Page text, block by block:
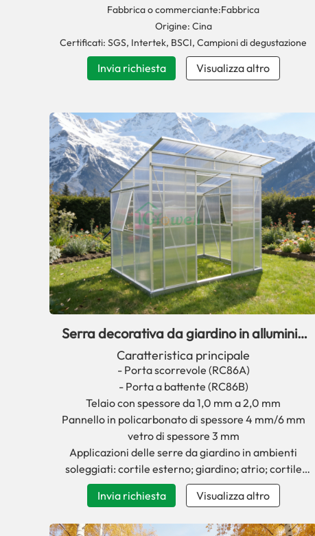
Fabbrica o commerciante:Fabbrica
Origine: Cina
Certificati: SGS, Intertek, BSCI, Campioni di degustazione
Invia richiesta Visualizza altro
Serra decorativa da giardino in alluminio
serie RC86
Caratteristica principale
- Porta scorrevole (RC86A)
- Porta a battente (RC86B)
Telaio con spessore da 1,0 mm a 2,0 mm
Pannello in policarbonato di spessore 4 mm/6 mm
vetro di spessore 3 mm
Applicazioni delle serre da giardino in ambienti
soleggiati: cortile esterno; giardino; atrio; cortile
anteriore
Invia richiesta Visualizza altro